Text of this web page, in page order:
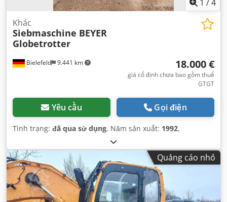
1 /4
Bielefeld 9.441 km
Khác
Siebmaschine BEYER
Globetrotter
18.000 €
giá cố định chưa bao gồm thuế
GTGT
Yêu cầu Gọi điện
Tình trạng: đã qua sử dụng, Năm sản xuất: 1992,
Quảng cáo nhỏ